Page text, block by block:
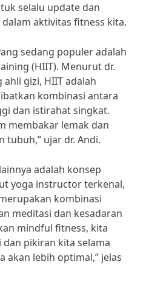
selalu update dan
aktivitas fitness kita.
sedang populer adalah
(HIIT). Menurut dr.
gizi, HIIT adalah
kombinasi antara
dan istirahat singkat.
membakar lemak dan
tubuh,” ujar dr. Andi.
adalah konsep
yoga instructor terkenal,
kombinasi
meditasi dan kesadaran
mindful fitness, kita
pikiran kita selama
akan lebih optimal,” jelas